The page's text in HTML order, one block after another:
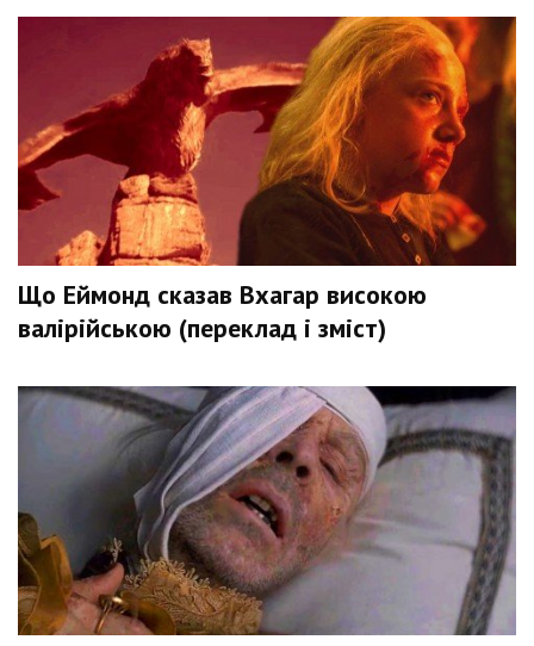
Що Еймонд сказав Вхагар високою
валірійською (переклад і зміст)